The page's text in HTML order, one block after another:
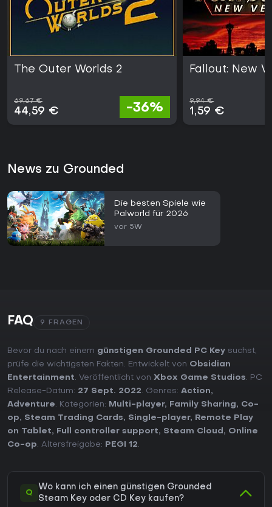
The Outer Worlds 2
69,67 €
44,59 € -36%
Fallout: New
9,94 €
1,59 €
News zu Grounded
Die besten Spiele wie
Palworld für 2026
vor 5W
FAQ 9 FRAGEN
Bevor du nach einem günstigen Grounded PC Key suchst,
prüfe die wichtigsten Fakten. Entwickelt von Obsidian
Entertainment. Veröffentlicht von Xbox Game Studios. PC
Release-Datum: 27 Sept. 2022. Genres: Action,
Adventure. Kategorien: Multi-player, Family Sharing, Co-
op, Steam Trading Cards, Single-player,
Remote Play
on Tablet, Full controller support, Steam Cloud , Online
Co-op. Altersfreigabe: PEGI 12.
Q
Wo kann ich einen günstigen Grounded
Steam Key oder CD Key kaufen?